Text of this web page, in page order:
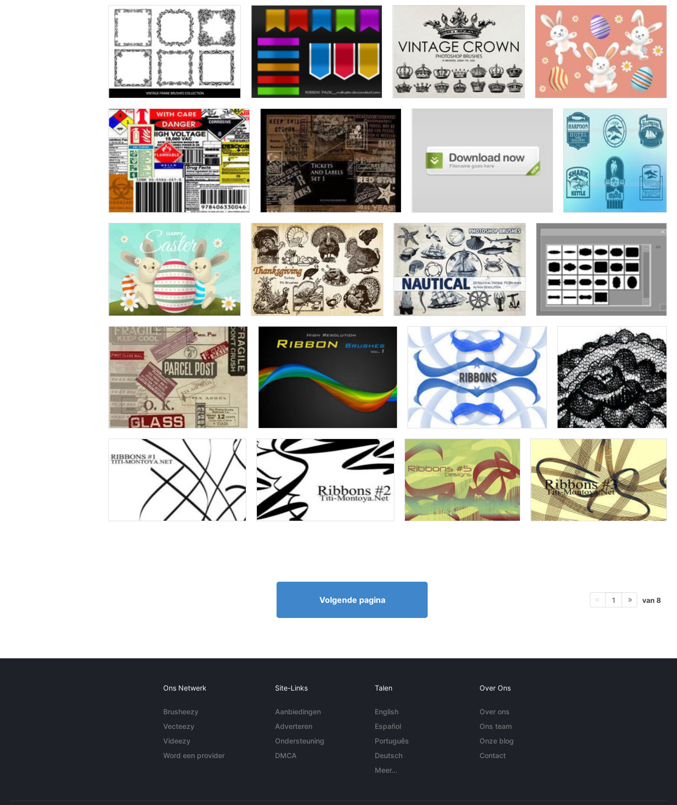
Volgende pagina 1 van 8
Ons Netwerk
Brusheezy
Vecteezy
Videezy
Word een provider
Site-Links
Aanbiedingen
Adverteren
Ondersteuning
DMCA
Talen
English
Español
Português
Deutsch
Meer...
Over Ons
Over ons
Ons team
Onze blog
Contact